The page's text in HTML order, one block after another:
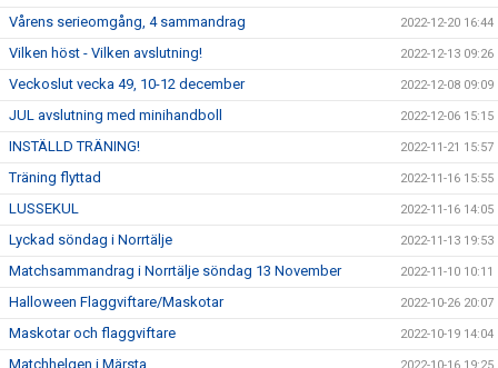
Vårens serieomgång, 4 sammandrag 2022-12-20 16:44
Vilken höst - Vilken avslutning! 2022-12-13 09:26
Veckoslut vecka 49, 10-12 december 2022-12-08 09:09
JUL avslutning med minihandboll 2022-12-06 15:15
INSTÄLLD TRÄNING! 2022-11-21 15:57
Träning flyttad 2022-11-16 15:55
LUSSEKUL 2022-11-16 14:05
Lyckad söndag i Norrtälje 2022-11-13 19:53
Matchsammandrag i Norrtälje söndag 13 November 2022-11-10 10:11
Halloween Flaggviftare/Maskotar 2022-10-26 20:07
Maskotar och flaggviftare 2022-10-19 14:04
Matchhelgen i Märsta